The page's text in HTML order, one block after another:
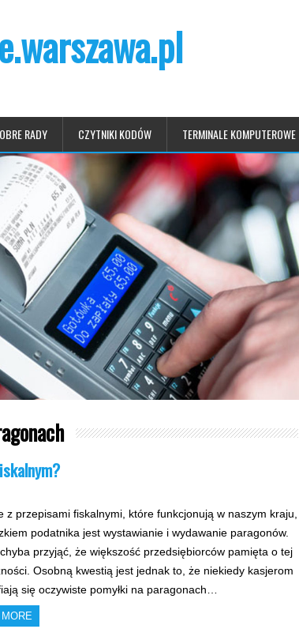
RADY CZYTNIKI KODÓW TERMINALE KOMPUTEROWE
z przepisami fiskalnymi, które funkcjonują w naszym kraju,
podatnika jest wystawianie i wydawanie paragonów.
przyjąć, że większość przedsiębiorców pamięta o tej
Osobną kwestią jest jednak to, że niekiedy kasjerom
się oczywiste pomyłki na paragonach…